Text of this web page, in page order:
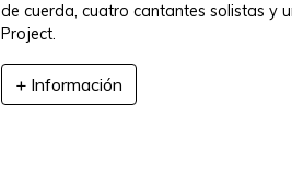
de cuerda, cuatro cantantes solistas y
Project.
+ Información